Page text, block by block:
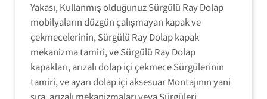
Yakası, Kullanmış olduğunuz Sürgülü Ray Dolap
mobilyaların düzgün çalışmayan kapak ve
çekmecelerinin, Sürgülü Ray Dolap kapak
mekanizma tamiri, ve Sürgülü Ray Dolap
kapakları, arızalı dolap içi çekmece Sürgülerinin
tamiri, ve ayarı dolap içi aksesuar Montajının yani
sıra, arızalı mekanizmaları veya Sürgüleri